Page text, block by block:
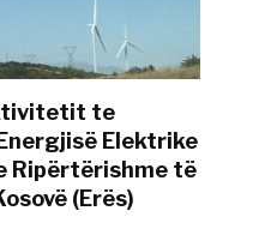
te
Elektrike
Ripërtërishme të
(Erës)